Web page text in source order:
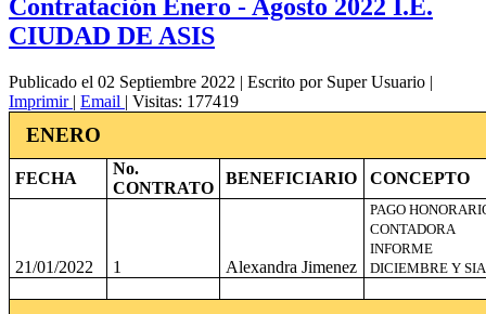
Contratación Enero - Agosto 2022 I.E.
CIUDAD DE ASIS
Publicado el 02 Septiembre 2022 | Escrito por Super Usuario |
Imprimir | Email | Visitas: 177419
ENERO
FECHA
No.
CONTRATO
BENEFICIARIO CONCEPTO
21/01/2022 1 Alexandra Jimenez
PAGO
CONTADORA
INFORME
DICIEMBRE Y SIA